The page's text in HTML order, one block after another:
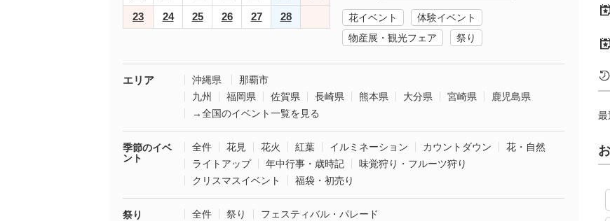
23
24 25 26 27 28 花イベント
体験イベント
物産展・観光フェア
祭り
エリア 沖縄県
那覇市
九州
福岡県 佐賀県 長崎県 熊本県 大分県 宮崎県
鹿児島県
→全国のイベント一覧を見る
季節のイベ
ント
全件 花見 花火 紅葉 イルミネーション カウントダウン
花・自然
ライトアップ
年中行事・歳時記
味覚狩り・フルーツ狩り
クリスマスイベント
福袋・初売り
祭り 全件 祭り フェスティバル・パレード
最